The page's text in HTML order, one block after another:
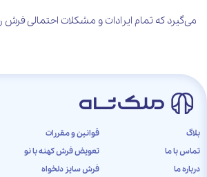
می‌گیرد که تمام ایرادات و مشکلات احتمالی
بلاگ
تماس با ما
درباره ما
قوانین و مقررات
تعویض فرش کهنه با نو
فرش سایز دلخواه